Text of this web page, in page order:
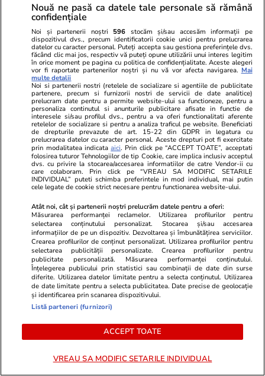
Analiză
Politică
Fostul președinte al CCR,
Augustin Zegrean, după ce
Justiția a decis suspendarea
inițierii Legii salarizării
bugetarilor: „Nu-i treaba
Justiției să se amestece în
legiferare”
PARTENERI
ZiaruldeIasi.ro
Proiectul imobiliar pregătit lângă
Lidl Moara de Foc este scos la
vânzare. Dezvoltatorul este
asociat în piață cu un alt proiect
La 28 de
făcut
îndeplinit
schimbat
Nouă ne pasă ca datele tale personale să rămână
confidențiale
Noi și partenerii noștri 596 stocăm și/sau accesăm informații pe
dispozitivul dvs., precum identificatorii cookie unici pentru prelucrarea
datelor cu caracter personal. Puteți accepta sau gestiona preferințele dvs.
făcând clic mai jos, respectiv vă puteți opune utilizării unui interes legitim
în orice moment pe pagina cu politica de confidențialitate. Aceste alegeri
vor fi raportate partenerilor noștri și nu vă vor afecta navigarea. Mai
multe detalii
Noi si partenerii nostri (retelele de socializare si agentiile de publicitate
partenere, precum si furnizorii nostri de servicii de date analitice)
prelucram date pentru a permite website-ului sa functioneze, pentru a
personaliza continutul si anunturile publicitare afisate in functie de
interesele si/sau profilul dvs., pentru a va oferi functionalitati aferente
retelelor de socializare si pentru a analiza traficul pe website. Beneficiati
de drepturile prevazute de art. 15-22 din GDPR in legatura cu
prelucrarea datelor cu caracter personal. Aceste drepturi pot fi exercitate
prin modalitatea indicataaici. Prin click pe “ACCEPT TOATE”, acceptati
folosirea tuturor Tehnologiilor de tip Cookie, care implica inclusiv acceptul
dvs. cu privire la stocarea/accesarea informatiilor de catre Vendor-ii cu
care colaboram. Prin click pe “VREAU SA MODIFIC SETARILE
INDIVIDUAL” puteti schimba preferintele in mod individual, mai putin
cele legate de cookie strict necesare pentru functionarea website-ului.
Atât noi, cât și partenerii noștri prelucrăm datele pentru a oferi:
Măsurarea performanței reclamelor. Utilizarea profilurilor pentru
selectarea conținutului personalizat. Stocarea și/sau accesarea
informațiilor de pe un dispozitiv. Dezvoltarea și îmbunătățirea serviciilor.
Crearea profilurilor de conținut personalizat. Utilizarea profilurilor pentru
selectarea publicității personalizate. Crearea profilurilor pentru
publicitate personalizată. Măsurarea performanței conținutului.
Înțelegerea publicului prin statistici sau combinații de date din surse
diferite. Utilizarea datelor limitate pentru a selecta conținutul. Utilizarea
de date limitate pentru a selecta publicitatea. Date precise de geolocație
și identificarea prin scanarea dispozitivului.
Listă parteneri (furnizori)
ACCEPT TOATE
VREAU SA MODIFIC SETARILE INDIVIDUAL